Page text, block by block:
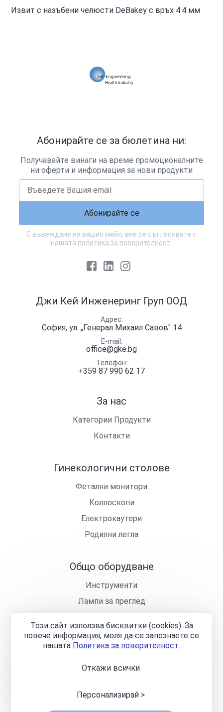
Извит с назъбени челюсти DeBakey с връх 4.4 мм
За нас
Категории Продукти
Контакти
Гинекологични столове
Фетални монитори
Колпоскопи
Електрокаутери
Родилни легла
Общо оборудване
Инструменти
Лампи за преглед
Лекарски столчета
Джи Кей Инженеринг Груп ООД
Адрес
София, ул. „Генерал Михаил Савов" 14
E-mail
office@gke.bg
Телефон
+359 87 990 62 17
Абонирайте се за бюлетина ни:
Получавайте винаги на време промоционалните
ни оферти и информация за нови продукти
Абонирайте се
С въвеждане на вашия мейл, вие се съгласявате с
нашата политика за поверителност.
Facebook
LinkedIn
© 2024—2026 „Джи Кей Инженеринг Груп“ ООД
Карта на сайта
Този сайт използва бисквитки (cookies). За
повече информация, моля да се запознаете се
нашaтa Политика за поверителност.
Откажи всички
Персонализирай >